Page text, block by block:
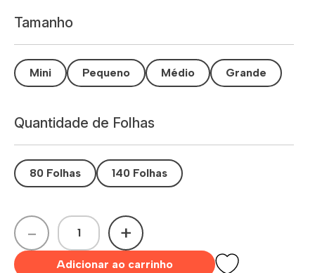
Tamanho
Mini Pequeno Médio Grande
Quantidade de Folhas
80 Folhas 140 Folhas
- +
Adicionar ao carrinho